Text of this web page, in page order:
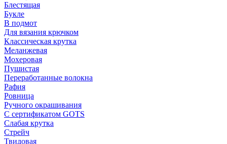
Блестящая
Букле
В подмот
Для вязания крючком
Классическая крутка
Меланжевая
Мохеровая
Пушистая
Переработанные волокна
Рафия
Ровница
Ручного окрашивания
С сертификатом GOTS
Слабая крутка
Стрейч
Твидовая